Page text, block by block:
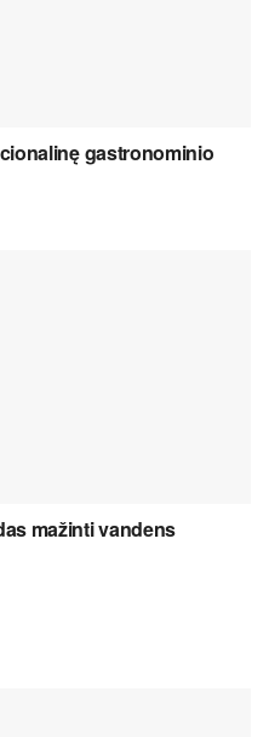
gastronominio
mažinti vandens